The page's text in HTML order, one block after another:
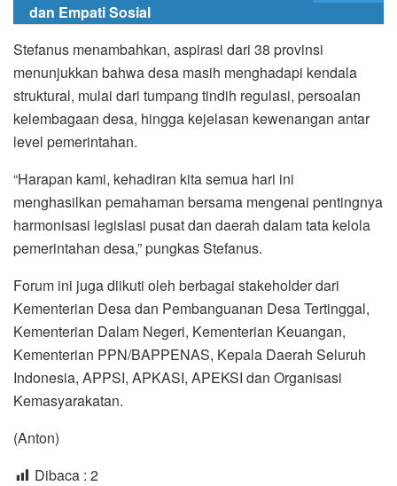
dan Empati Sosial
Stefanus menambahkan, aspirasi dari 38 provinsi
menunjukkan bahwa desa masih menghadapi kendala
struktural, mulai dari tumpang tindih regulasi, persoalan
kelembagaan desa, hingga kejelasan kewenangan antar
level pemerintahan.
“Harapan kami, kehadiran kita semua hari ini
menghasilkan pemahaman bersama mengenai pentingnya
harmonisasi legislasi pusat dan daerah dalam tata kelola
pemerintahan desa,” pungkas Stefanus.
Forum ini juga diikuti oleh berbagai stakeholder dari
Kementerian Desa dan Pembanguanan Desa Tertinggal,
Kementerian Dalam Negeri, Kementerian Keuangan,
Kementerian PPN/BAPPENAS, Kepala Daerah Seluruh
Indonesia, APPSI, APKASI, APEKSI dan Organisasi
Kemasyarakatan.
(Anton)
Dibaca : 2